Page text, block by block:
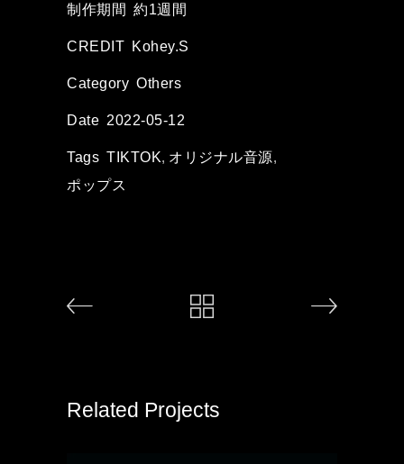
レ
ヤ
制作期間 約1週間
CREDIT Kohey.S
Category Others
Date 2022-05-12
Tags TIKTOK, オリジナル音源,
ポップス
Related Projects